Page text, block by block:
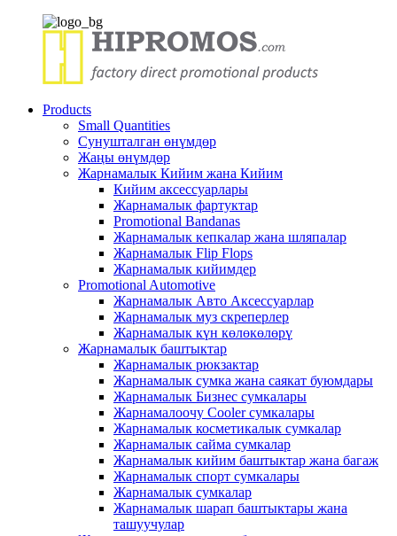
Products
Small Quantities
Сунушталган өнүмдөр
Жаңы өнүмдөр
Жарнамалык Кийим жана Кийим
Кийим аксессуарлары
Жарнамалык фартуктар
Promotional Bandanas
Жарнамалык кепкалар жана шляпалар
Жарнамалык Flip Flops
Жарнамалык кийимдер
Promotional Automotive
Жарнамалык Авто Аксессуарлар
Жарнамалык муз скреперлер
Жарнамалык күн көлөкөлөрү
Жарнамалык баштыктар
Жарнамалык рюкзактар
Жарнамалык сумка жана саякат буюмдары
Жарнамалык Бизнес сумкалары
Жарнамалоочу Cooler сумкалары
Жарнамалык косметикалык сумкалар
Жарнамалык сайма сумкалар
Жарнамалык кийим баштыктар жана багаж
Жарнамалык спорт сумкалары
Жарнамалык сумкалар
Жарнамалык шарап баштыктары жана
ташуучулар